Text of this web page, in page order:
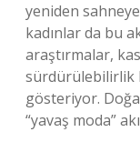
yeniden
kadınlar da bu
araştırmalar,
sürdürülebilirlik
gösteriyor.
“yavaş moda”